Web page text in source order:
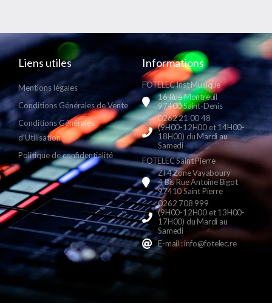
Liens utiles
Mentions légales
Conditions Générales de Vente
Conditions Générales
d'Utilisation
Politique de confidentialité
Informations
FOTELEC Inst Musique
16 Rue Montreuil
97400 Saint-Denis
0262 21 00 48
(9H00-12H00 et 14H00-
18H00) du Mardi au
Samedi
FOTELEC Saint Pierre
ZI 4 Zone Vayaboury
4 Bis Rue Antoine Bigot
97410 Saint Pierre
0262 708 999
(9H00-12H00 et 13H00-
17H00) du Mardi au
Samedi
E-mail : info@fotelec.re